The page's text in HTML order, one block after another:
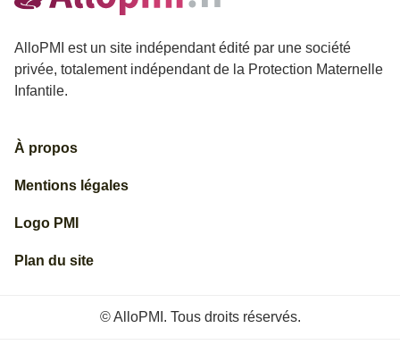
AlloPMI est un site indépendant édité par une société
privée, totalement indépendant de la Protection Maternelle
Infantile.
© AlloPMI. Tous droits réservés.
À propos
Mentions légales
Logo PMI
Plan du site